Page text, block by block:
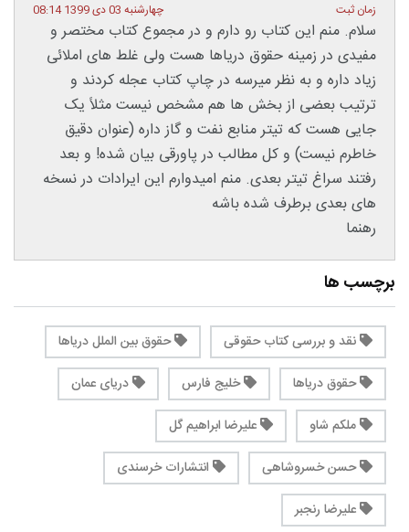
زمان ثبت چهارشنبه 03 دی 1399 08:14
سلام. منم این کتاب رو دارم و در مجموع کتاب مختصر و
مفیدی در زمینه حقوق دریاها هست ولی غلط های املائی
زیاد داره و به نظر میرسه در چاپ کتاب عجله کردند و
ترتیب بعضی از بخش ها هم مشخص نیست مثلاً یک
جایی هست که تیتر منابع نفت و گاز داره (عنوان دقیق
خاطرم نیست) و کل مطالب در پاورقی بیان شده! و بعد
رفتند سراغ تیتر بعدی. منم امیدوارم این ایرادات در نسخه
های بعدی برطرف شده باشه
رهنما
برچسب ها
نقد و بررسی کتاب حقوقی
حقوق بین الملل دریاها
حقوق دریاها
خلیج فارس
دریای عمان
ملکم شاو
علیرضا ابراهیم گل
حسن خسروشاهی
انتشارات خرسندی
علیرضا رنجبر